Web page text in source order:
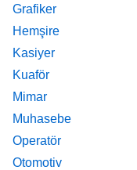
Grafiker
Hemşire
Kasiyer
Kuaför
Mimar
Muhasebe
Operatör
Otomotiv